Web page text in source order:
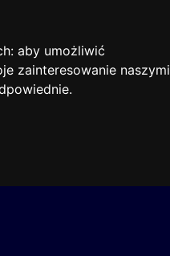
aby umożliwić
zainteresowanie naszymi
.